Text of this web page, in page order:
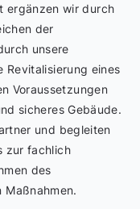
ergänzen wir durch
der
unsere
Revitalisierung eines
Voraussetzungen
sicheres Gebäude.
und begleiten
zur fachlich
des
Maßnahmen.